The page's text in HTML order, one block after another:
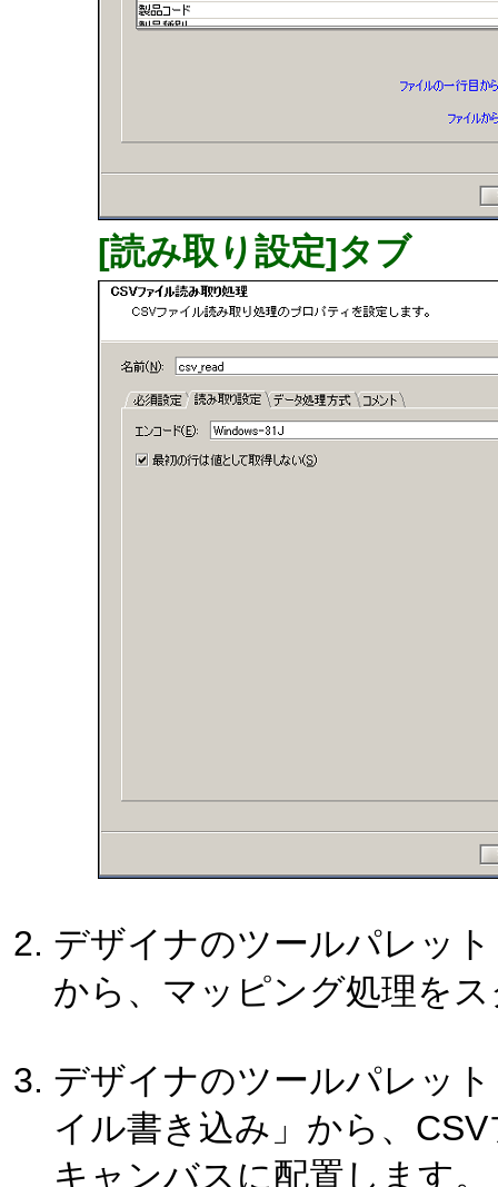
[読み取り設定]タブ
デザイナのツールパレッ
から、マッピング処理を
デザイナのツールパレッ
イル書き込み」から、
キャンバスに配置します。